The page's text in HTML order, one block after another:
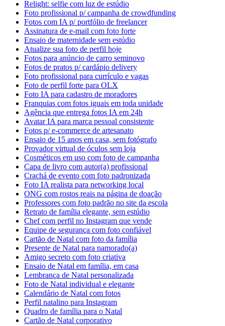
Relight: selfie com luz de estúdio
Foto profissional p/ campanha de crowdfunding
Fotos com IA p/ portfólio de freelancer
Assinatura de e-mail com foto forte
Ensaio de maternidade sem estúdio
Atualize sua foto de perfil hoje
Fotos para anúncio de carro seminovo
Fotos de pratos p/ cardápio delivery
Foto profissional para currículo e vagas
Foto de perfil forte para OLX
Foto IA para cadastro de moradores
Franquias com fotos iguais em toda unidade
Agência que entrega fotos IA em 24h
Avatar IA para marca pessoal consistente
Fotos p/ e-commerce de artesanato
Ensaio de 15 anos em casa, sem fotógrafo
Provador virtual de óculos sem loja
Cosméticos em uso com foto de campanha
Capa de livro com autor(a) profissional
Crachá de evento com foto padronizada
Foto IA realista para networking local
ONG com rostos reais na página de doação
Professores com foto padrão no site da escola
Retrato de família elegante, sem estúdio
Chef com perfil no Instagram que vende
Equipe de segurança com foto confiável
Cartão de Natal com foto da família
Presente de Natal para namorado(a)
Amigo secreto com foto criativa
Ensaio de Natal em família, em casa
Lembrança de Natal personalizada
Foto de Natal individual e elegante
Calendário de Natal com fotos
Perfil natalino para Instagram
Quadro de família para o Natal
Cartão de Natal corporativo